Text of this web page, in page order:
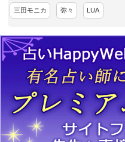
三田モニカ 弥々 LUA